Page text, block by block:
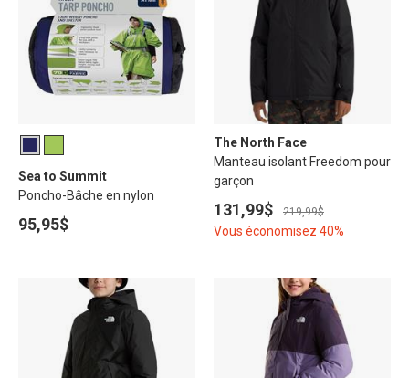
Sea to Summit
Poncho-Bâche en nylon
95,95$
The North Face
Manteau isolant Freedom pour
garçon
131,99$ 219,99$
Vous économisez 40%